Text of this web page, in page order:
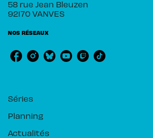
58 rue Jean Bleuzen
92170 VANVES
NOS RÉSEAUX
Séries
Planning
Actualités